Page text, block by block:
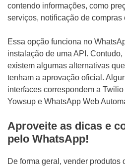
contendo informações, como
serviços, notificação de
Essa opção funciona no
instalação de uma API.
existem algumas alternativas
tenham a aprovação oficial.
interfaces correspondem a
Yowsup e WhatsApp Web
Aproveite as dicas e
pelo WhatsApp!
De forma geral, vender produtos